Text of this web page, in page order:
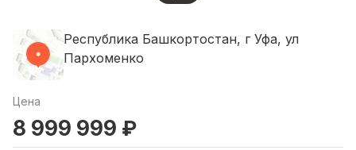
Республика Башкортостан, г Уфа, ул
Пархоменко
Цена
8 999 999 ₽